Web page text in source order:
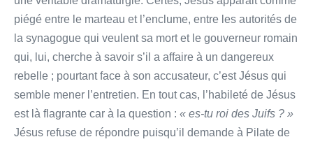
piégé entre le marteau et l’enclume, entre les autorités de
la synagogue qui veulent sa mort et le gouverneur romain
qui, lui, cherche à savoir s’il a affaire à un dangereux
rebelle ; pourtant face à son accusateur, c’est Jésus qui
semble mener l’entretien. En tout cas, l’habileté de Jésus
est là flagrante car à la question : « es-tu roi des Juifs ? »
Jésus refuse de répondre puisqu’il demande à Pilate de